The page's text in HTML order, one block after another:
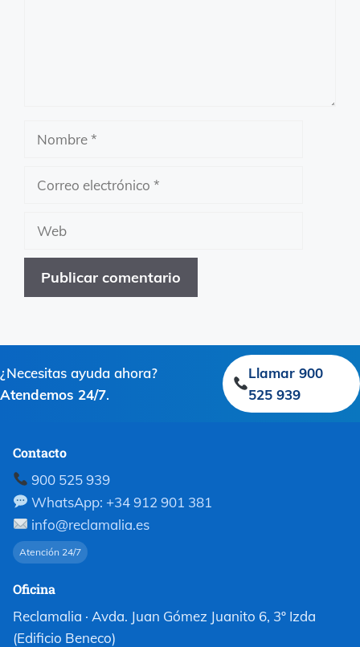
Nombre
¿Necesitas ayuda ahora?
Atendemos 24/7.
Llamar 900
525 939
Contacto
900 525 939
WhatsApp: +34 912 901 381
info@reclamalia.es
Atención 24/7
Oficina
Reclamalia · Avda. Juan Gómez Juanito 6, 3º Izda
(Edificio Beneco)